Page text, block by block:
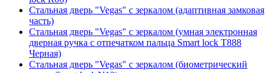
Стальная дверь "Vegas" с зеркалом (адаптивная замковая
часть)
Стальная дверь "Vegas" с зеркалом (умная электронная
дверная ручка с отпечатком пальца Smart lock T888
Черная)
Стальная дверь "Vegas" с зеркалом (биометрический